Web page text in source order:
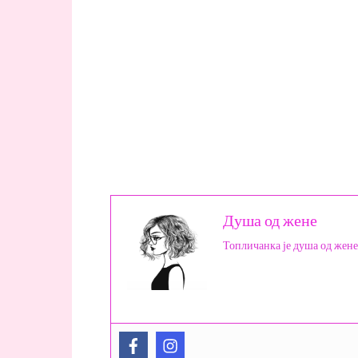
Душа од жене
Топличанка је душа од